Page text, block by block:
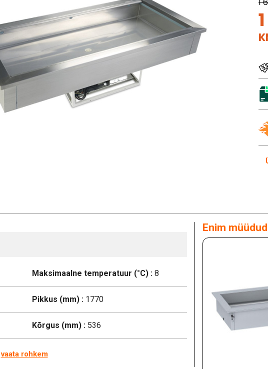
Maksimaalne temperatuur (°C) :8
Pikkus (mm) :1770
Kõrgus (mm) :536
vaata rohkem
Enim müüdud